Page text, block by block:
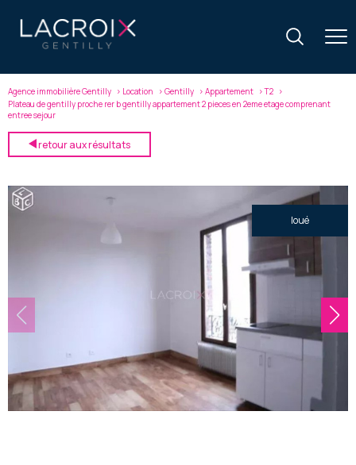
Agence immobilière Gentilly Location Gentilly Appartement
T2
Plateau de gentilly proche rer b gentilly appartement 2 pieces en 2eme etage comprenant
entree sejour
retour aux résultats
loué